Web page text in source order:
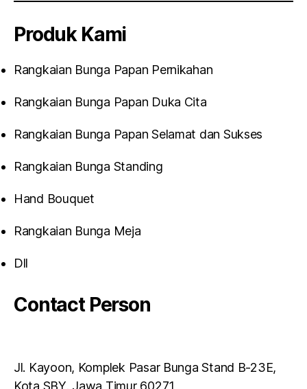
Produk Kami
Rangkaian Bunga Papan Pernikahan
Rangkaian Bunga Papan Duka Cita
Rangkaian Bunga Papan Selamat dan Sukses
Rangkaian Bunga Standing
Hand Bouquet
Rangkaian Bunga Meja
Dll
Contact Person
Jl. Kayoon, Komplek Pasar Bunga Stand B-23E,
Kota SBY, Jawa Timur 60271